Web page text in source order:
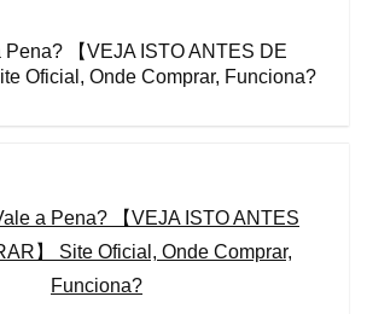
Pena? 【VEJA ISTO ANTES DE
Oficial, Onde Comprar, Funciona?